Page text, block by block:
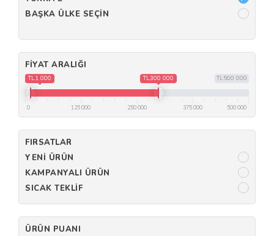
BAŞKA ÜLKE SEÇIN
FIYAT ARALIĞI
TL500 000
TL1 000 TL300 000
0 125 000 250 000 375 000 500 000
FIRSATLAR
YENI ÜRÜN
KAMPANYALI ÜRÜN
SICAK TEKLIF
ÜRÜN PUANI